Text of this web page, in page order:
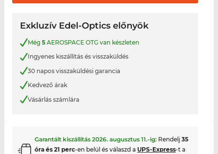
Exkluzív Edel-Optics előnyök
Még 5AEROSPACE OTG van készleten
Ingyenes kiszállítás és visszaküldés
30 napos visszaküldési garancia
Kedvező árak
Vásárlás számlára
Garantált kiszállítás 2026. augusztus 11.-ig: Rendelj 35
óra és 21 perc-en belül és válaszd a UPS-Express-t a